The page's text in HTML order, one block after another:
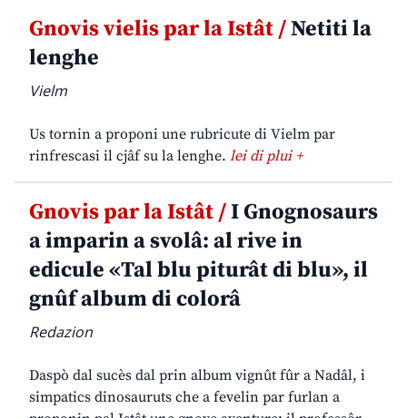
Gnovis vielis par la Istât /Netiti la
lenghe
Vielm
Us tornin a proponi une rubricute di Vielm par
rinfrescasi il cjâf su la lenghe. lei di plui +
Gnovis par la Istât /I Gnognosaurs
a imparin a svolâ: al rive in
edicule «Tal blu piturât di blu», il
gnûf album di colorâ
Redazion
Daspò dal sucès dal prin album vignût fûr a Nadâl, i
simpatics dinosauruts che a fevelin par furlan a